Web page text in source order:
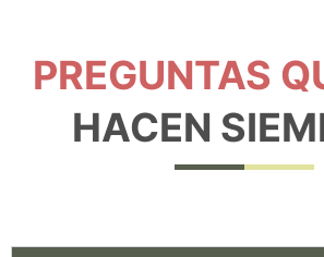
PREGUNTAS
HACEN